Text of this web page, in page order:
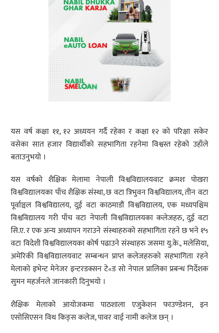
यस वर्ष कक्षा ११, १२ अध्ययन गर्दै रहेका र कक्षा १२ को परिक्षा सकेर
वसेका सात हजार विद्यार्थीको सहभागिता रहनेमा विश्वस्त रहेको उहाँले
बताउनुभयो ।
यस वर्षको शैक्षिक मेलामा नेपाली विश्वविद्यालयवाट क्रमशः पोखरा
विश्वविद्यालयका पाँच शैक्षिक संस्था, छ वटा त्रिभुवन विश्वविद्यालय, तीन वटा
पूर्वाञ्चल विश्वविद्यालय, दुई वटा काठमाडौं विश्वविद्यालय, एक मध्यपश्चिम
विश्वविद्यालय गरी पाँच वटा नेपाली विश्वविद्यालयका कलेजहरु, दुई वटा
सि.ए. र एक अन्य अध्यापन गराउने संस्थाहरुको सहभागिता रहने छ भने १५
वटा विदेशी विश्वविद्यालयका कोर्ष पढाउने संस्थाहरु जसमा यु.के., मलेसिया,
अमेरिकी विश्वविद्यालयवाट सम्बन्धन प्राप्त कलेजहरुको सहभागिता रहने
मेलाको इभेन्ट मेनेजर इन्टरडक्सन टे«ड सो नेपाल प्रालिका प्रबन्ध निर्देशक
सुमन महर्जनले जानकारी दिनुभयो ।
शैक्षिक मेलाको आयोजकमा पाठशाला एजुकेशन फाउण्डेशन, इन
एसोसिएसन विथ किङ्स कलेज, पावर वाई नामी कलेज छन् ।